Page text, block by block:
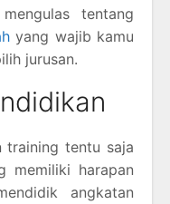
tentang
yang wajib kamu
jurusan.
training tentu saja
memiliki harapan
angkatan